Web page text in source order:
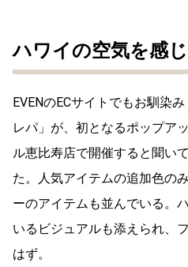
ハワイの空気を感
EVENのECサイトでもお馴染
レパ」が、初となるポップア
ル恵比寿店で開催すると聞い
た。人気アイテムの追加色の
ーのアイテムも並んでいる。
いるビジュアルも添えられ、
はず。